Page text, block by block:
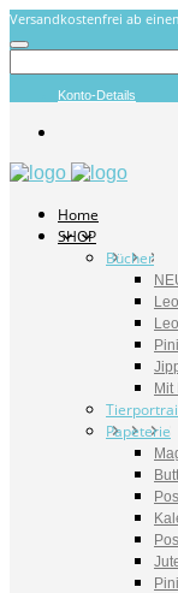
Versandkostenfrei ab
Konto-Details
Home
SHOP
Bücher
Papeterie